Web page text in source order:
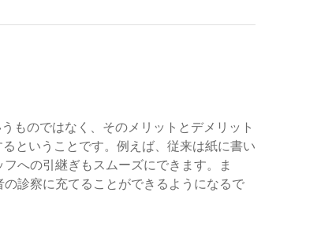
ものではなく、そのメリットとデメリット
ということです。例えば、従来は紙に書い
への引継ぎもスムーズにできます。ま
診察に充てることができるようになるで